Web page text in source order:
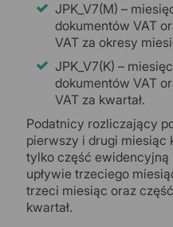
JPK_V7(M) –
dokumentów VAT
VAT za okresy
JPK_V7(K) –
dokumentów VAT
VAT za kwartał.
Podatnicy rozliczający
pierwszy i drugi miesiąc
tylko część ewidencyjną
upływie trzeciego
trzeci miesiąc oraz
kwartał.